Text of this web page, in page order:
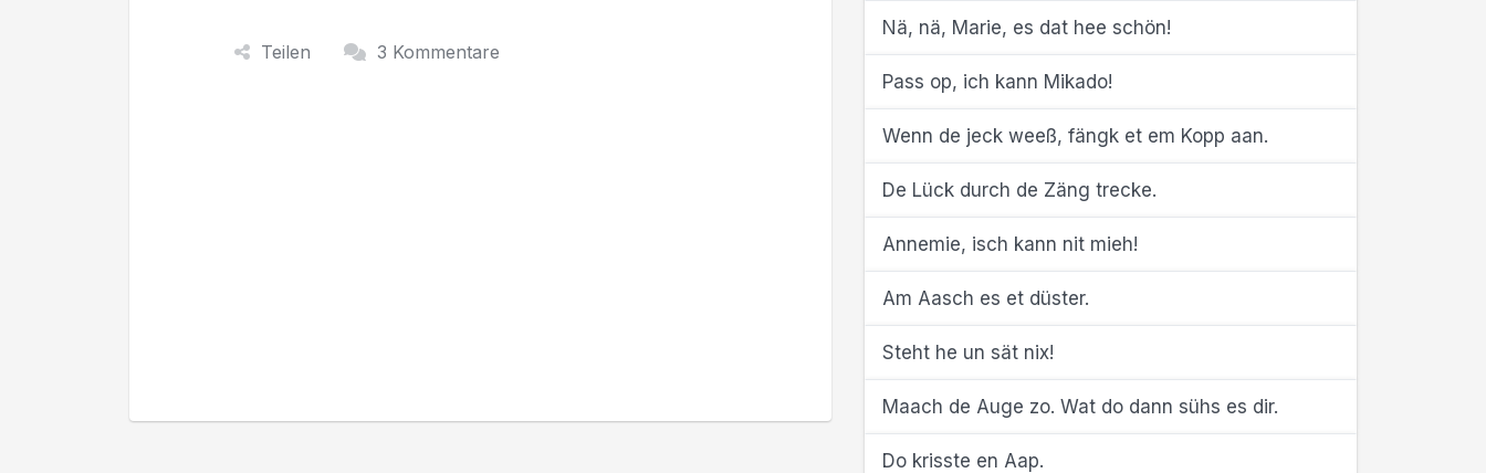
Teilen 3 Kommentare
Nä, nä, Marie, es dat hee schön!
Pass op, ich kann Mikado!
Wenn de jeck weeß, fängk et em Kopp aan.
De Lück durch de Zäng trecke.
Annemie, isch kann nit mieh!
Am Aasch es et düster.
Steht he un sät nix!
Maach de Auge zo. Wat do dann sühs es dir.
Do krisste en Aap.